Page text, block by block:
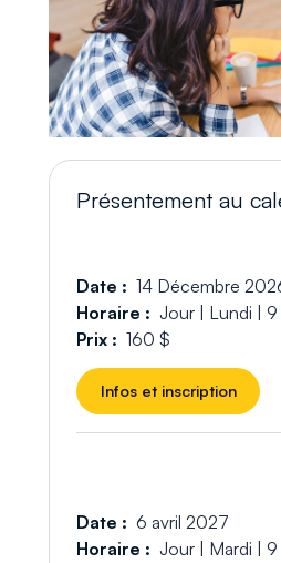
Présentement au
Date : 14 Décembre
Horaire : Jour | Lundi | 9
Prix : 160 $
Infos et inscription
Date : 6 avril 2027
Horaire : Jour | Mardi | 9